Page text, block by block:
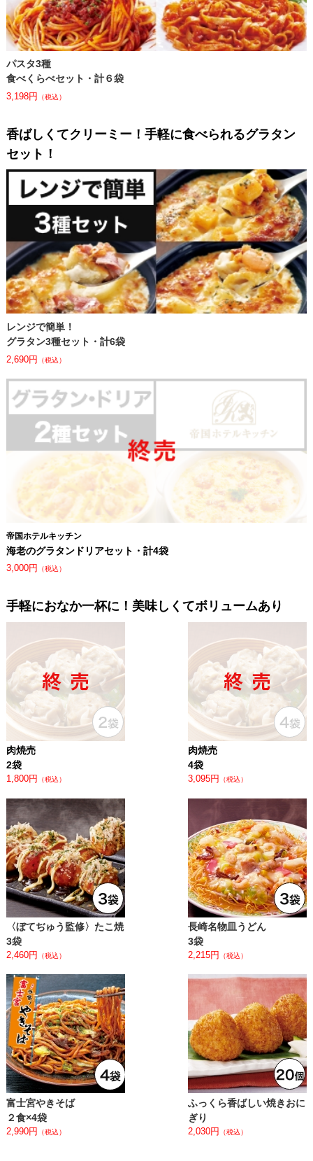
パスタ3種
食べくらべセット・計６袋
3,198円 （税込）
⾹ばしくてクリーミー！⼿軽に⾷べられるグラタン
セット！
レンジで簡単！
グラタン3種セット・計6袋
2,690円 （税込）
帝国ホテルキッチン
海老のグラタンドリアセット・計4袋
3,000円 （税込）
⼿軽におなか⼀杯に！美味しくてボリュームあり
肉焼売
2袋
1,800円 （税込）
肉焼売
4袋
3,095円 （税込）
〈ぼてぢゅう監修〉たこ焼
3袋
2,460円 （税込）
長崎名物皿うどん
3袋
2,215円 （税込）
富士宮やきそば
２食×4袋
2,990円 （税込）
ふっくら香ばしい焼きおに
ぎり
2,030円 （税込）